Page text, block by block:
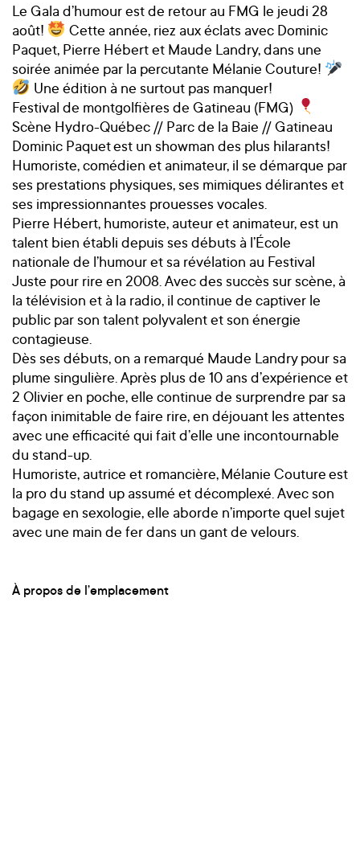
Le Gala d’humour est de retour au FMG le jeudi 28
août!
Cette année, riez aux éclats avec Dominic
Paquet, Pierre Hébert et Maude Landry, dans une
soirée animée par la percutante Mélanie Couture!
Une édition à ne surtout pas manquer!
Festival de montgolfières de Gatineau (FMG)
Scène Hydro-Québec // Parc de la Baie // Gatineau
Dominic Paquetest un showman des plus hilarants!
Humoriste, comédien et animateur, il se démarque par
ses prestations physiques, ses mimiques délirantes et
ses impressionnantes prouesses vocales.
Pierre Hébert, humoriste, auteur et animateur, est un
talent bien établi depuis ses débuts à l’École
nationale de l’humour et sa révélation au Festival
Juste pour rire en 2008. Avec des succès sur scène, à
la télévision et à la radio, il continue de captiver le
public par son talent polyvalent et son énergie
contagieuse.
Dès ses débuts, on a remarqué Maude Landry pour sa
plume singulière. Après plus de 10 ans d’expérience et
2 Olivier en poche, elle continue de surprendre par sa
façon inimitable de faire rire, en déjouant les attentes
avec une efficacité qui fait d’elle une incontournable
du stand-up.
Humoriste, autrice et romancière, Mélanie Couture est
la pro du stand up assumé et décomplexé. Avec son
bagage en sexologie, elle aborde n’importe quel sujet
avec une main de fer dans un gant de velours.
À propos de l’emplacement